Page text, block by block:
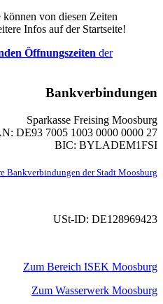
von diesen Zeiten
Infos auf der Startseite!
Öffnungszeiten der
Bankverbindungen
Sparkasse Freising Moosburg
DE93 7005 1003 0000 0000 27
BIC: BYLADEM1FSI
Bankverbindungen der Stadt Moosburg
USt-ID: DE128969423
Zum Bereich ISEK Moosburg
Zum Wasserwerk Moosburg